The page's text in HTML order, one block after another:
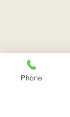
Phone